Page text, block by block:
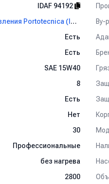
высокого
IDAF 94192
Профессиональные мойки высокого давления Portotecnica (IPC) By-
Есть
Есть
SAE 15W40
8
Есть
Нет
30
Профессиональные
без нагрева
2800